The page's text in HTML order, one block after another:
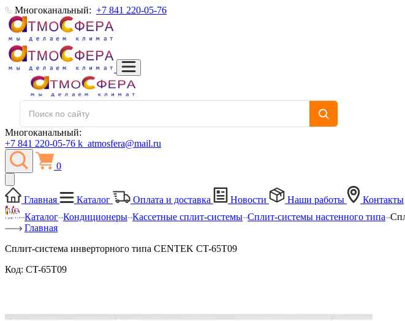
Многоканальный: +7 841 220-05-76
Многоканальный:
+7 841 220-05-76 k_atmosfera@mail.ru
0
Главная Каталог Оплата и доставка Новости Наши работы
Контакты
Каталог Кондиционеры Кассетные сплит-системы Сплит-системы настенного типа
Главная
Сплит-система инверторного типа CENTEK CT-65T09
Код: CT-65T09